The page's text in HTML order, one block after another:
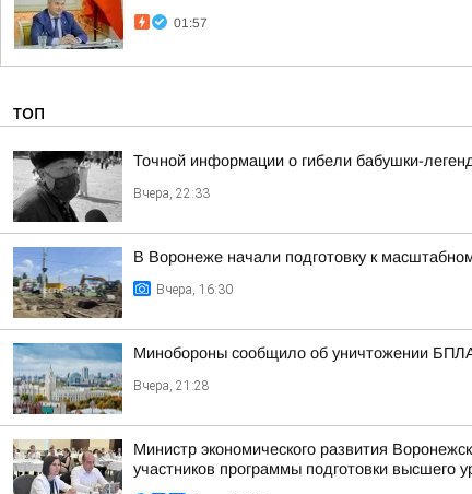
01:57
ТОП
Точной информации о гибели бабушки-
Вчера, 22:33
В Воронеже начали подготовку к
Вчера, 16:30
Минобороны сообщило об уничтожении
Вчера, 21:28
Министр экономического развития
участников программы подготовки высшего